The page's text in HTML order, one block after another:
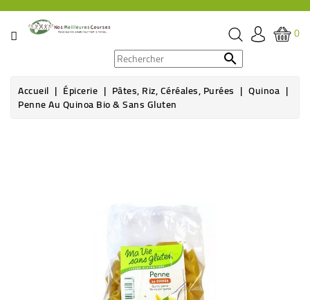
CATÉGORIE
ÉPICERIE
0

Accueil Épicerie Pâtes, Riz, Céréales, Purées Quinoa
Penne Au Quinoa Bio & Sans Gluten